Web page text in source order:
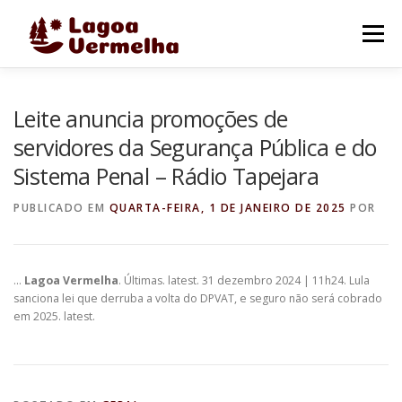
Menu
FALE CONOSCO
Leite anuncia promoções de
servidores da Segurança Pública e do
Sistema Penal – Rádio Tapejara
PUBLICADO EM QUARTA-FEIRA, 1 DE JANEIRO DE 2025 POR
… Lagoa Vermelha. Últimas. latest. 31 dezembro 2024 | 11h24. Lula
sanciona lei que derruba a volta do DPVAT, e seguro não será cobrado
em 2025. latest.